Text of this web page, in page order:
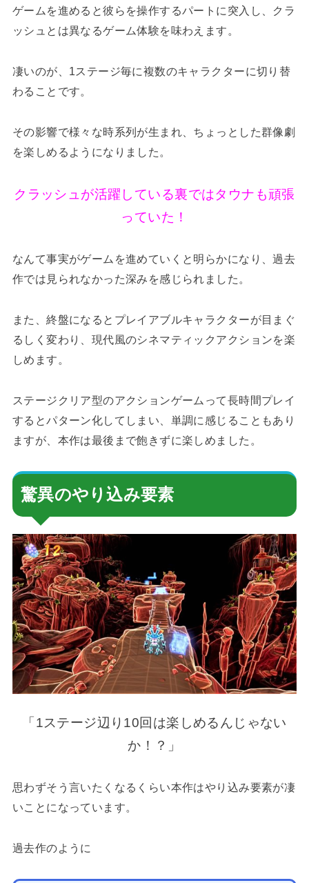
ゲームを進めると彼らを操作するパートに突入し、クラ
ッシュとは異なるゲーム体験を味わえます。
凄いのが、1ステージ毎に複数のキャラクターに切り替
わることです。
その影響で様々な時系列が生まれ、ちょっとした群像劇
を楽しめるようになりました。
クラッシュが活躍している裏ではタウナも頑張
っていた！
なんて事実がゲームを進めていくと明らかになり、過去
作では見られなかった深みを感じられました。
また、終盤になるとプレイアブルキャラクターが目まぐ
るしく変わり、現代風のシネマティックアクションを楽
しめます。
ステージクリア型のアクションゲームって長時間プレイ
するとパターン化してしまい、単調に感じることもあり
ますが、本作は最後まで飽きずに楽しめました。
驚異のやり込み要素
「1ステージ辺り10回は楽しめるんじゃない
か！？」
思わずそう言いたくなるくらい本作はやり込み要素が凄
いことになっています。
過去作のように